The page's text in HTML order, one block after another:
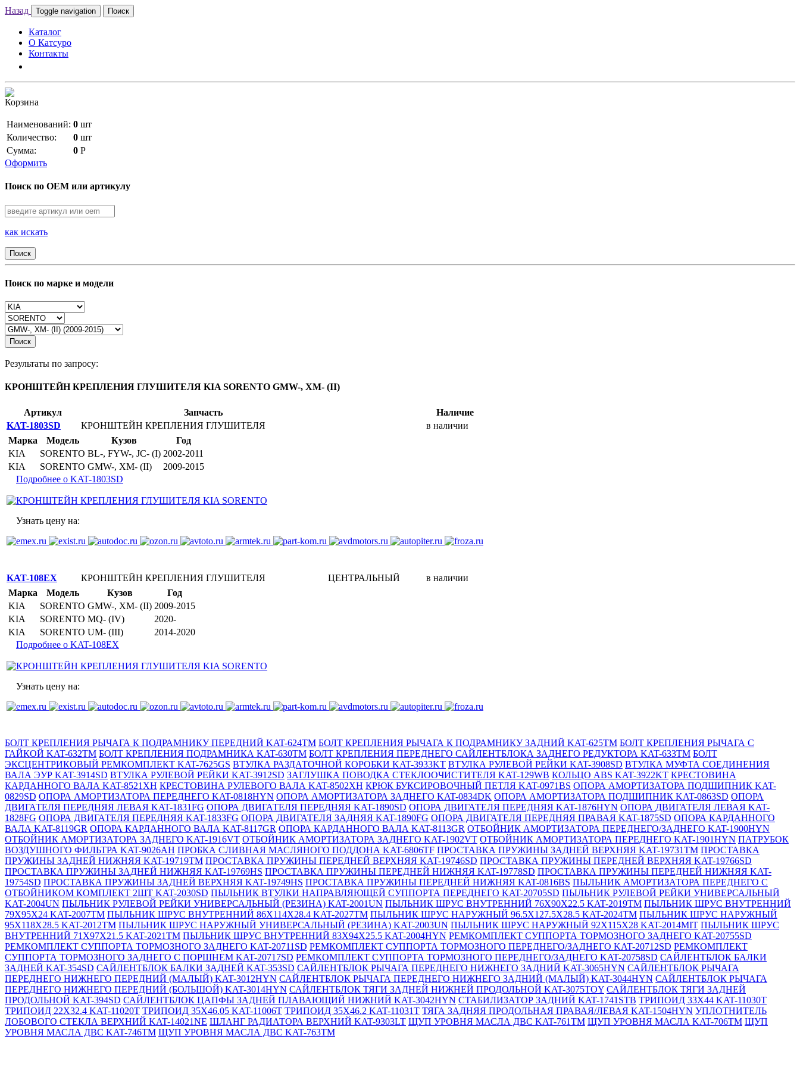
Назад Toggle navigation Поиск
Каталог
О Катсуро
Контакты
Корзина
Наименований: 0 шт
Количество:
0 шт
Сумма:
0 Р
Оформить
Поиск по OEM или артикулу
как искать
Поиск
Поиск по марке и модели
Поиск
Результаты по запросу:
КРОНШТЕЙН КРЕПЛЕНИЯ ГЛУШИТЕЛЯ KIA SORENTO GMW-, XM- (II)
Артикул Запчасть
Наличие
KAT-1803SD
КРОНШТЕЙН КРЕПЛЕНИЯ ГЛУШИТЕЛЯ
в наличии
Марка
Модель Кузов
Год
KIA
SORENTO BL-, FYW-, JC- (I) 2002-2011
KIA
SORENTO GMW-, XM- (II)
2009-2015
Подробнее о KAT-1803SD
Узнать цену на:
KAT-108EX КРОНШТЕЙН КРЕПЛЕНИЯ ГЛУШИТЕЛЯ ЦЕНТРАЛЬНЫЙ
в наличии
Марка
Модель Кузов
Год
KIA
SORENTO GMW-, XM- (II) 2009-2015
KIA
SORENTO MQ- (IV)
2020-
KIA
SORENTO UM- (III)
2014-2020
Подробнее о KAT-108EX
Узнать цену на:
БОЛТ КРЕПЛЕНИЯ РЫЧАГА К ПОДРАМНИКУ ПЕРЕДНИЙ KAT-624TM БОЛТ КРЕПЛЕНИЯ РЫЧАГА К ПОДРАМНИКУ ЗАДНИЙ KAT-625TM БОЛТ КРЕПЛЕНИЯ РЫЧАГА С
ГАЙКОЙ KAT-632TM БОЛТ КРЕПЛЕНИЯ ПОДРАМНИКА KAT-630TM БОЛТ КРЕПЛЕНИЯ ПЕРЕДНЕГО САЙЛЕНТБЛОКА ЗАДНЕГО РЕДУКТОРА KAT-633TM БОЛТ
ЭКСЦЕНТРИКОВЫЙ РЕМКОМПЛЕКТ KAT-7625GS ВТУЛКА РАЗДАТОЧНОЙ КОРОБКИ KAT-3933KT ВТУЛКА РУЛЕВОЙ РЕЙКИ KAT-3908SD ВТУЛКА МУФТА СОЕДИНЕНИЯ
ВАЛА ЭУР KAT-3914SD ВТУЛКА РУЛЕВОЙ РЕЙКИ KAT-3912SD ЗАГЛУШКА ПОВОДКА СТЕКЛООЧИСТИТЕЛЯ KAT-129WB КОЛЬЦО ABS KAT-3922KT КРЕСТОВИНА
КАРДАННОГО ВАЛА KAT-8521XH КРЕСТОВИНА РУЛЕВОГО ВАЛА KAT-8502XH КРЮК БУКСИРОВОЧНЫЙ ПЕТЛЯ KAT-0971BS ОПОРА АМОРТИЗАТОРА ПОДШИПНИК KAT-
0829SD ОПОРА АМОРТИЗАТОРА ПЕРЕДНЕГО KAT-0818HYN ОПОРА АМОРТИЗАТОРА ЗАДНЕГО KAT-0834DK ОПОРА АМОРТИЗАТОРА ПОДШИПНИК KAT-0863SD ОПОРА
ДВИГАТЕЛЯ ПЕРЕДНЯЯ ЛЕВАЯ KAT-1831FG ОПОРА ДВИГАТЕЛЯ ПЕРЕДНЯЯ KAT-1890SD ОПОРА ДВИГАТЕЛЯ ПЕРЕДНЯЯ KAT-1876HYN ОПОРА ДВИГАТЕЛЯ ЛЕВАЯ KAT-
1828FG ОПОРА ДВИГАТЕЛЯ ПЕРЕДНЯЯ KAT-1833FG ОПОРА ДВИГАТЕЛЯ ЗАДНЯЯ KAT-1890FG ОПОРА ДВИГАТЕЛЯ ПЕРЕДНЯЯ ПРАВАЯ KAT-1875SD ОПОРА КАРДАННОГО
ВАЛА KAT-8119GR ОПОРА КАРДАННОГО ВАЛА KAT-8117GR ОПОРА КАРДАННОГО ВАЛА KAT-8113GR ОТБОЙНИК АМОРТИЗАТОРА ПЕРЕДНЕГО/ЗАДНЕГО KAT-1900HYN
ОТБОЙНИК АМОРТИЗАТОРА ЗАДНЕГО KAT-1916VT ОТБОЙНИК АМОРТИЗАТОРА ЗАДНЕГО KAT-1902VT ОТБОЙНИК АМОРТИЗАТОРА ПЕРЕДНЕГО KAT-1901HYN ПАТРУБОК
ВОЗДУШНОГО ФИЛЬТРА KAT-9026AH ПРОБКА СЛИВНАЯ МАСЛЯНОГО ПОДДОНА KAT-6806TF ПРОСТАВКА ПРУЖИНЫ ЗАДНЕЙ ВЕРХНЯЯ KAT-19731TM ПРОСТАВКА
ПРУЖИНЫ ЗАДНЕЙ НИЖНЯЯ KAT-19719TM ПРОСТАВКА ПРУЖИНЫ ПЕРЕДНЕЙ ВЕРХНЯЯ KAT-19746SD ПРОСТАВКА ПРУЖИНЫ ПЕРЕДНЕЙ ВЕРХНЯЯ KAT-19766SD
ПРОСТАВКА ПРУЖИНЫ ЗАДНЕЙ НИЖНЯЯ KAT-19769HS ПРОСТАВКА ПРУЖИНЫ ПЕРЕДНЕЙ НИЖНЯЯ KAT-19778SD ПРОСТАВКА ПРУЖИНЫ ПЕРЕДНЕЙ НИЖНЯЯ KAT-
19754SD ПРОСТАВКА ПРУЖИНЫ ЗАДНЕЙ ВЕРХНЯЯ KAT-19749HS ПРОСТАВКА ПРУЖИНЫ ПЕРЕДНЕЙ НИЖНЯЯ KAT-0816BS ПЫЛЬНИК АМОРТИЗАТОРА ПЕРЕДНЕГО С
ОТБОЙНИКОМ КОМПЛЕКТ 2ШТ KAT-2030SD ПЫЛЬНИК ВТУЛКИ НАПРАВЛЯЮЩЕЙ СУППОРТА ПЕРЕДНЕГО KAT-20705SD ПЫЛЬНИК РУЛЕВОЙ РЕЙКИ УНИВЕРСАЛЬНЫЙ
KAT-2004UN ПЫЛЬНИК РУЛЕВОЙ РЕЙКИ УНИВЕРСАЛЬНЫЙ (РЕЗИНА) KAT-2001UN ПЫЛЬНИК ШРУС ВНУТРЕННИЙ 76X90X22.5 KAT-2019TM ПЫЛЬНИК ШРУС ВНУТРЕННИЙ
79X95X24 KAT-2007TM ПЫЛЬНИК ШРУС ВНУТРЕННИЙ 86X114X28.4 KAT-2027TM ПЫЛЬНИК ШРУС НАРУЖНЫЙ 96.5X127.5X28.5 KAT-2024TM ПЫЛЬНИК ШРУС НАРУЖНЫЙ
95X118X28.5 KAT-2012TM ПЫЛЬНИК ШРУС НАРУЖНЫЙ УНИВЕРСАЛЬНЫЙ (РЕЗИНА) KAT-2003UN ПЫЛЬНИК ШРУС НАРУЖНЫЙ 92X115X28 KAT-2014MIT ПЫЛЬНИК ШРУС
ВНУТРЕННИЙ 71X97X21.5 KAT-2021TM ПЫЛЬНИК ШРУС ВНУТРЕННИЙ 83X94X25.5 KAT-2004HYN РЕМКОМПЛЕКТ СУППОРТА ТОРМОЗНОГО ЗАДНЕГО KAT-20755SD
РЕМКОМПЛЕКТ СУППОРТА ТОРМОЗНОГО ЗАДНЕГО KAT-20711SD РЕМКОМПЛЕКТ СУППОРТА ТОРМОЗНОГО ПЕРЕДНЕГО/ЗАДНЕГО KAT-20712SD РЕМКОМПЛЕКТ
СУППОРТА ТОРМОЗНОГО ЗАДНЕГО С ПОРШНЕМ KAT-20717SD РЕМКОМПЛЕКТ СУППОРТА ТОРМОЗНОГО ПЕРЕДНЕГО/ЗАДНЕГО KAT-20758SD САЙЛЕНТБЛОК БАЛКИ
ЗАДНЕЙ KAT-354SD САЙЛЕНТБЛОК БАЛКИ ЗАДНЕЙ KAT-353SD САЙЛЕНТБЛОК РЫЧАГА ПЕРЕДНЕГО НИЖНЕГО ЗАДНИЙ KAT-3065HYN САЙЛЕНТБЛОК РЫЧАГА
ПЕРЕДНЕГО НИЖНЕГО ПЕРЕДНИЙ (МАЛЫЙ) KAT-3012HYN САЙЛЕНТБЛОК РЫЧАГА ПЕРЕДНЕГО НИЖНЕГО ЗАДНИЙ (МАЛЫЙ) KAT-3044HYN САЙЛЕНТБЛОК РЫЧАГА
ПЕРЕДНЕГО НИЖНЕГО ПЕРЕДНИЙ (БОЛЬШОЙ) KAT-3014HYN САЙЛЕНТБЛОК ТЯГИ ЗАДНЕЙ НИЖНЕЙ ПРОДОЛЬНОЙ KAT-3075TOY САЙЛЕНТБЛОК ТЯГИ ЗАДНЕЙ
ПРОДОЛЬНОЙ KAT-394SD САЙЛЕНТБЛОК ЦАПФЫ ЗАДНЕЙ ПЛАВАЮЩИЙ НИЖНИЙ KAT-3042HYN СТАБИЛИЗАТОР ЗАДНИЙ KAT-1741STB ТРИПОИД 33X44 KAT-11030T
ТРИПОИД 22X32.4 KAT-11020T ТРИПОИД 35X46.05 KAT-11006T ТРИПОИД 35X46.2 KAT-11031T ТЯГА ЗАДНЯЯ ПРОДОЛЬНАЯ ПРАВАЯ/ЛЕВАЯ KAT-1504HYN УПЛОТНИТЕЛЬ
ЛОБОВОГО СТЕКЛА ВЕРХНИЙ KAT-14021NE ШЛАНГ РАДИАТОРА ВЕРХНИЙ KAT-9303LT ЩУП УРОВНЯ МАСЛА ДВС KAT-761TM ЩУП УРОВНЯ МАСЛА KAT-706TM ЩУП
УРОВНЯ МАСЛА ДВС KAT-746TM ЩУП УРОВНЯ МАСЛА ДВС KAT-763TM